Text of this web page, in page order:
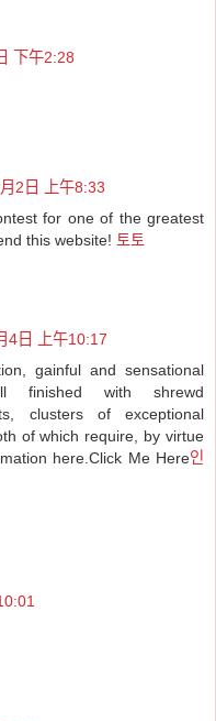
下午2:28
2日 上午8:33
for one of the greatest
this website! 토토
4日 上午10:17
gainful and sensational
finished with shrewd
clusters of exceptional
of which require, by virtue
here.Click Me Here인